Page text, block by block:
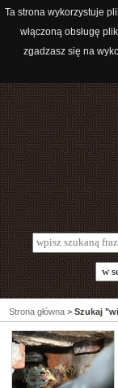
Ta strona wykorzystuje
włączoną obsługę
zgadzasz się na
Strona główna > Szukaj